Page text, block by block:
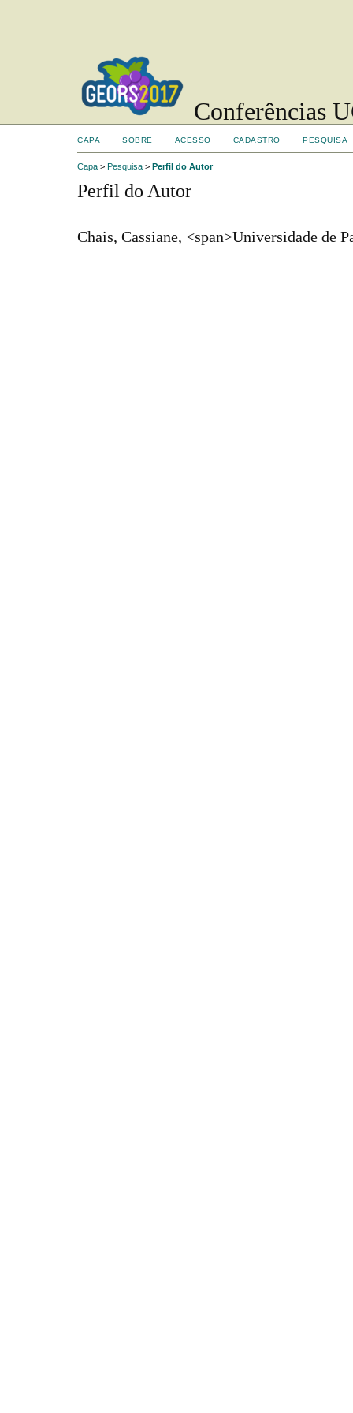
Conferências
CAPA SOBRE ACESSO CADASTRO PESQUISA
Capa > Pesquisa > Perfil do Autor
Perfil do Autor
Chais, Cassiane, <span>Universidade de